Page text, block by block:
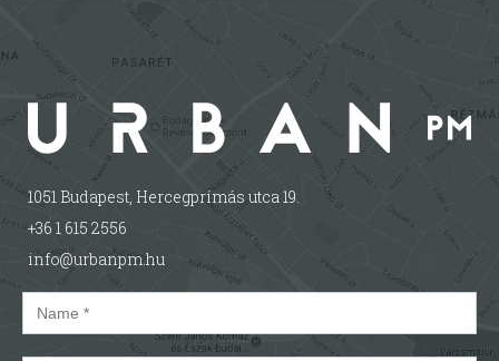
1051 Budapest, Hercegprímás utca 19.
+36 1 615 2556
info@urbanpm.hu